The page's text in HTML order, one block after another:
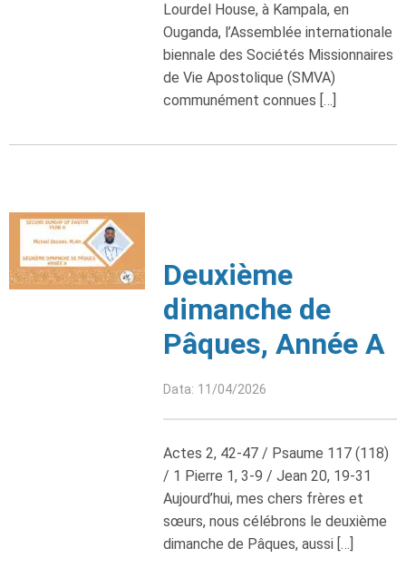
Lourdel House, à Kampala, en
Ouganda, l’Assemblée internationale
biennale des Sociétés Missionnaires
de Vie Apostolique (SMVA)
communément connues […]
Deuxième
dimanche de
Pâques, Année A
Data: 11/04/2026
Actes 2, 42-47 / Psaume 117 (118)
/ 1 Pierre 1, 3-9 / Jean 20, 19-31
Aujourd’hui, mes chers frères et
sœurs, nous célébrons le deuxième
dimanche de Pâques, aussi […]